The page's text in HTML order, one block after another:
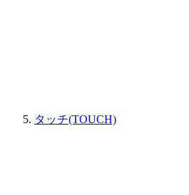
タッチ(TOUCH)